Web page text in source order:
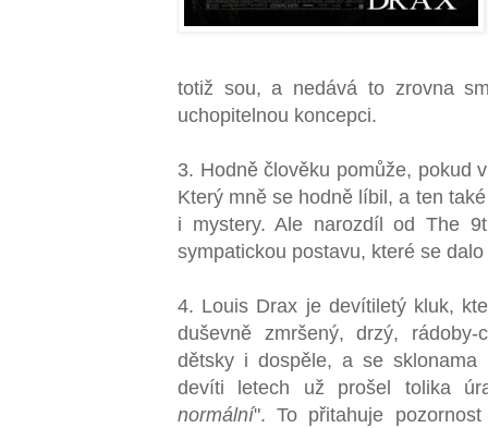
totiž sou, a nedává to zrovna
uchopitelnou koncepci.
3. Hodně člověku pomůže, pokud
Který mně se hodně líbil, a ten
i mystery. Ale narozdíl od The
sympatickou postavu, které se
4. Louis Drax je devítiletý kluk,
duševně zmršený, drzý,
dětsky i dospěle, a se sklonama
devíti letech už prošel tolika
normální". To přitahuje